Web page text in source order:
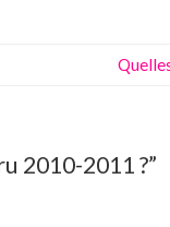
2010-2011 ?”